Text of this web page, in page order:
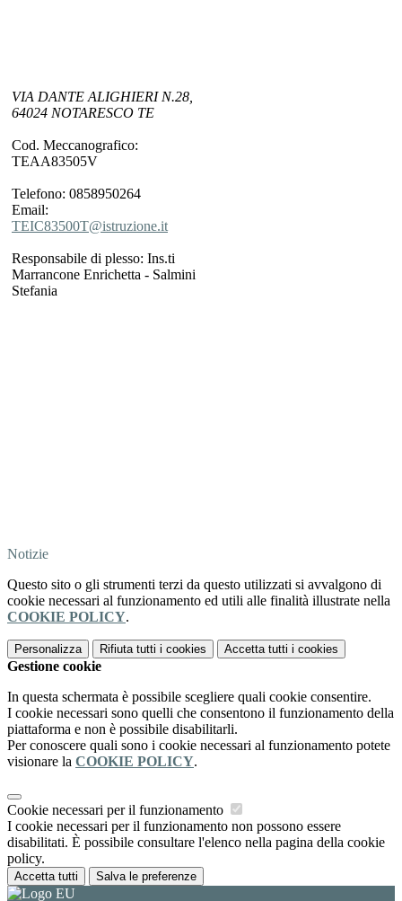
VIA DANTE ALIGHIERI N.28,
64024 NOTARESCO TE
Cod. Meccanografico:
TEAA83505V
Telefono: 0858950264
Email:
TEIC83500T@istruzione.it
Responsabile di plesso: Ins.ti
Marrancone Enrichetta - Salmini
Stefania
Notizie
Questo sito o gli strumenti terzi da questo utilizzati si avvalgono di
cookie necessari al funzionamento ed utili alle finalità illustrate nella
COOKIE POLICY.
Personalizza Rifiuta tutti i cookies Accetta tutti i cookies
Gestione cookie
In questa schermata è possibile scegliere quali cookie consentire.
I cookie necessari sono quelli che consentono il funzionamento della
piattaforma e non è possibile disabilitarli.
Per conoscere quali sono i cookie necessari al funzionamento potete
visionare la COOKIE POLICY.
Cookie necessari per il funzionamento
I cookie necessari per il funzionamento non possono essere
disabilitati. È possibile consultare l'elenco nella pagina della cookie
policy.
Accetta tutti Salva le preferenze